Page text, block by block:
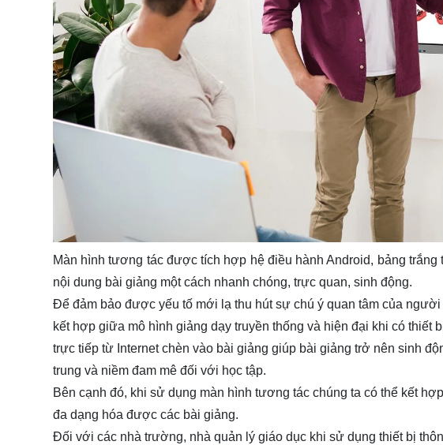
Màn hình tương tác được tích hợp hệ điều hành Android, bảng
nội dung bài giảng một cách nhanh chóng, trực quan, sinh động.
Để đảm bảo được yếu tố mới lạ thu hút sự chú ý quan tâm của
kết hợp giữa mô hình giảng dạy truyền thống và hiện đại khi có thiết
trực tiếp từ Internet chèn vào bài giảng giúp bài giảng trở nên sinh
trung và niềm đam mê đối với học tập.
Bên cạnh đó, khi sử dụng màn hình tương tác chúng ta có thể kết
đa dạng hóa được các bài giảng.
Đối với các nhà trường, nhà quản lý giáo dục khi sử dụng thiết bị